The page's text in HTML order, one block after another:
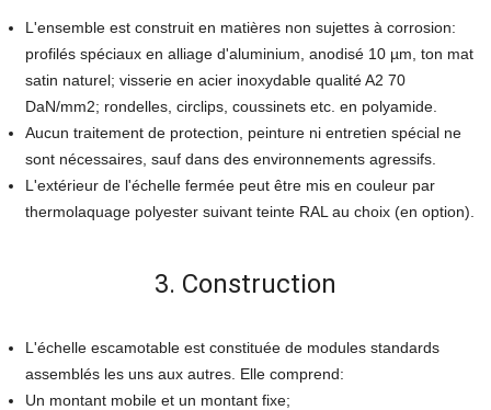
L'ensemble est construit en matières non sujettes à corrosion:
profilés spéciaux en alliage d'aluminium, anodisé 10 µm, ton mat
satin naturel; visserie en acier inoxydable qualité A2 70
DaN/mm2; rondelles, circlips, coussinets etc. en polyamide.
Aucun traitement de protection, peinture ni entretien spécial ne
sont nécessaires, sauf dans des environnements agressifs.
L'extérieur de l'échelle fermée peut être mis en couleur par
thermolaquage polyester suivant teinte RAL au choix (en option).
3. Construction
L'échelle escamotable est constituée de modules standards
assemblés les uns aux autres. Elle comprend:
Un montant mobile et un montant fixe;